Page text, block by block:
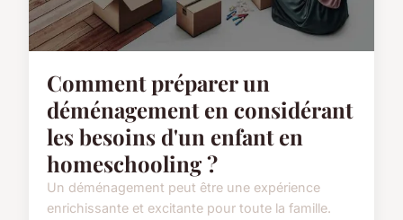
Comment préparer un
déménagement en considérant
les besoins d'un enfant en
homeschooling ?
Un déménagement peut être une expérience
enrichissante et excitante pour toute la famille.